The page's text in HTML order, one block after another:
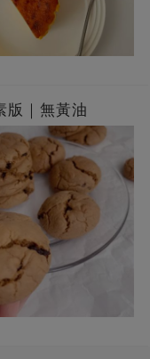
版｜無黃油